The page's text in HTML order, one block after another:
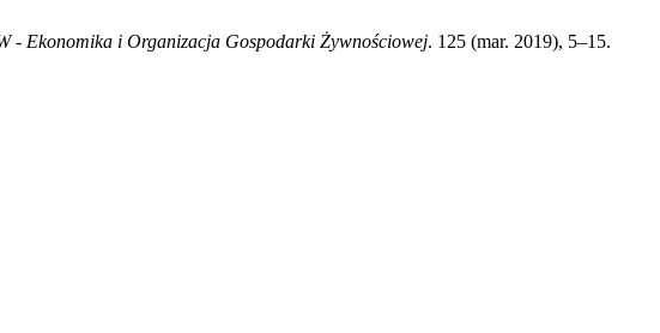
- Ekonomika i Organizacja Gospodarki Żywnościowej. 125 (mar. 2019), 5–15.